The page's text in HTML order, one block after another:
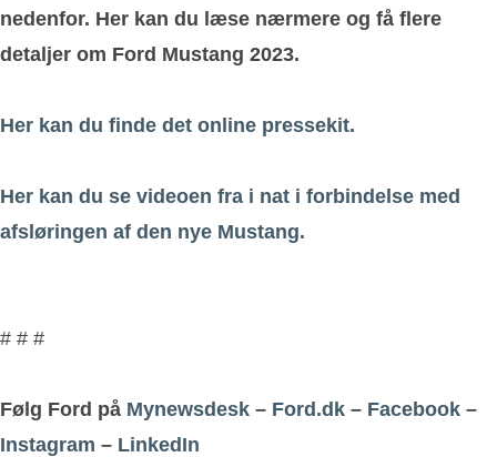
nedenfor. Her kan du læse nærmere og få flere
detaljer om Ford Mustang 2023.
Her kan du finde det online pressekit.
Her kan du se videoen fra i nat i forbindelse med
afsløringen af den nye Mustang.
# # #
Følg Ford på Mynewsdesk – Ford.dk – Facebook –
Instagram – LinkedIn